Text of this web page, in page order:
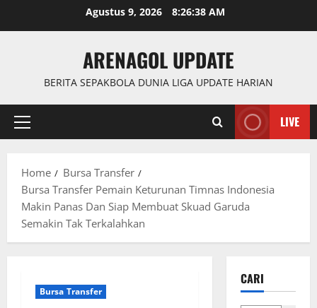
Agustus 9, 2026 8:26:39 AM
ARENAGOL UPDATE
BERITA SEPAKBOLA DUNIA LIGA UPDATE HARIAN
Primary
LIVE
Home
Bursa Transfer
Bursa Transfer Pemain Keturunan Timnas Indonesia
Makin Panas Dan Siap Membuat Skuad Garuda
Semakin Tak Terkalahkan
Bursa Transfer
CARI